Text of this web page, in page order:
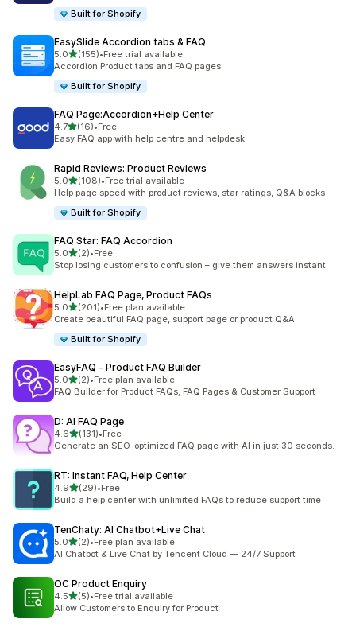
Built for Shopify
EasySlide Accordion tabs & FAQ
5.05つ星中
(155)
合計レビュー数：155件
•Free trial available
Accordion Product tabs and FAQ pages
Built for Shopify
FAQ Page:Accordion+Help Center
4.75つ星中
(16)
合計レビュー数：16件
•Free
Easy FAQ app with help centre and helpdesk
Rapid Reviews: Product Reviews
5.05つ星中
(108)
合計レビュー数：108件
•Free trial available
Help page speed with product reviews, star ratings, Q&A blocks
Built for Shopify
FAQ Star: FAQ Accordion
5.05つ星中
(2)
合計レビュー数：2件
•Free
Stop losing customers to confusion – give them answers instant
HelpLab FAQ Page, Product FAQs
5.05つ星中
(201)
合計レビュー数：201件
•Free plan available
Create beautiful FAQ page, support page or product Q&A
Built for Shopify
EasyFAQ ‑ Product FAQ Builder
5.05つ星中
(2)
合計レビュー数：2件
•Free plan available
FAQ Builder for Product FAQs, FAQ Pages & Customer Support
D: AI FAQ Page
4.65つ星中
(131)
合計レビュー数：131件
•Free
Generate an SEO-optimized FAQ page with AI in just 30 seconds.
RT: Instant FAQ, Help Center
4.95つ星中
(29)
合計レビュー数：29件
•Free
Build a help center with unlimited FAQs to reduce support time
TenChaty: AI Chatbot+Live Chat
5.05つ星中
(2)
合計レビュー数：2件
•Free plan available
AI Chatbot & Live Chat by Tencent Cloud — 24/7 Support
OC Product Enquiry
4.55つ星中
(5)
合計レビュー数：5件
•Free trial available
Allow Customers to Enquiry for Product